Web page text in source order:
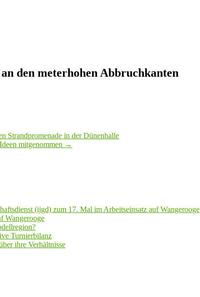
den meterhohen Abbruchkanten
Strandpromenade in der Dünenhalle
mitgenommen →
(ijgd) zum 17. Mal im Arbeitseinsatz auf Wangerooge
Wangerooge
Turnierbilanz
ihre Verhältnisse